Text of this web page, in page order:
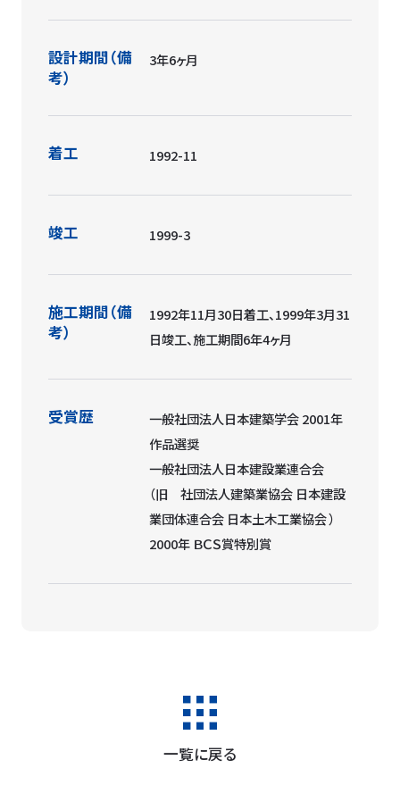
設計期間（備
考）
3年6ヶ月
着工 1992-11
竣工 1999-3
施工期間（備
考）
1992年11月30日着工、1999年3月31
日竣工、施工期間6年4ヶ月
受賞歴
一般社団法人日本建築学会 2001年
作品選奨
一般社団法人日本建設業連合会
（旧 社団法人建築業協会 日本建設
業団体連合会 日本土木工業協会 ）
2000年 ＢＣＳ賞特別賞
一覧に戻る